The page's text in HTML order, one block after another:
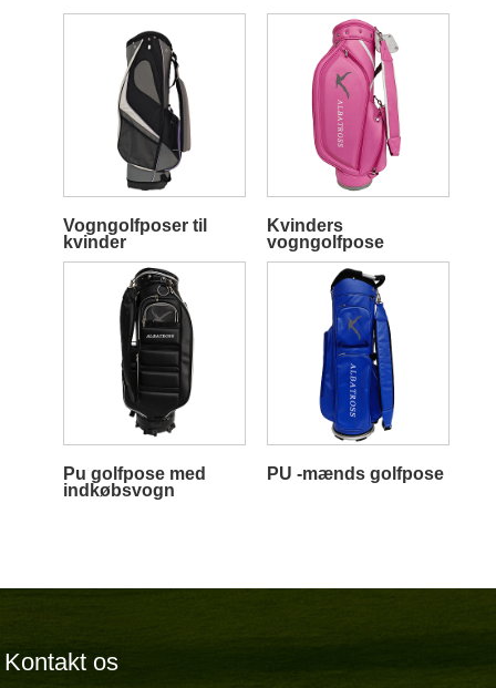
Vogngolfposer til
kvinder
Kvinders
vogngolfpose
Pu golfpose med
indkøbsvogn
PU -mænds golfpose
Kontakt os